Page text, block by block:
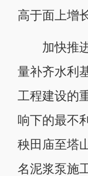
高于面上增
加快推进
量补齐水利
工程建设的
响下的最不
秧田庙至塔
名泥浆泵施